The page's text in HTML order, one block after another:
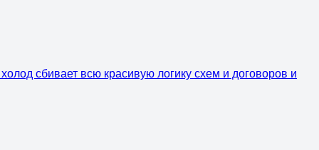
сбивает всю красивую логику схем и договоров и